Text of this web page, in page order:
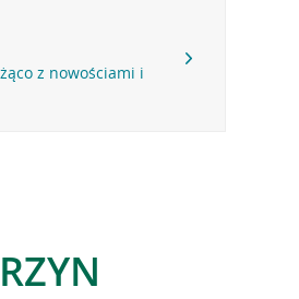
z nowościami i